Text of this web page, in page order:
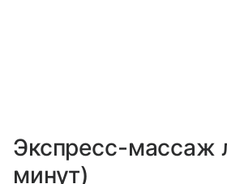
Экспресс-массаж
минут)